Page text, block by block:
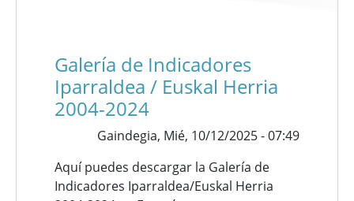
Galería de Indicadores
Iparraldea / Euskal Herria
2004-2024
Gaindegia, Mié, 10/12/2025 - 07:49
Aquí puedes descargar la Galería de
Indicadores Iparraldea/Euskal Herria